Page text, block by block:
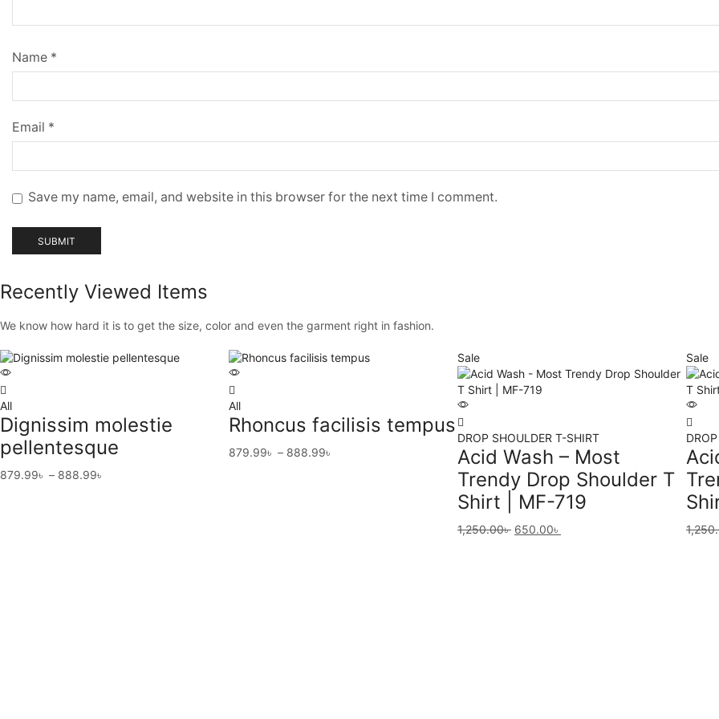
Name *
Email *
Save my name, email, and website in this browser for the next time I comment.
Recently Viewed Items
We know how hard it is to get the size, color and even the garment right in fashion.
All
Dignissim molestie
pellentesque
879.99৳ – 888.99৳
All
Rhoncus facilisis tempus
879.99৳ – 888.99৳
Sale
DROP SHOULDER T-SHIRT
Acid Wash – Most
Trendy Drop Shoulder T
Shirt | MF-719
1,250.00৳ 650.00৳
Sale